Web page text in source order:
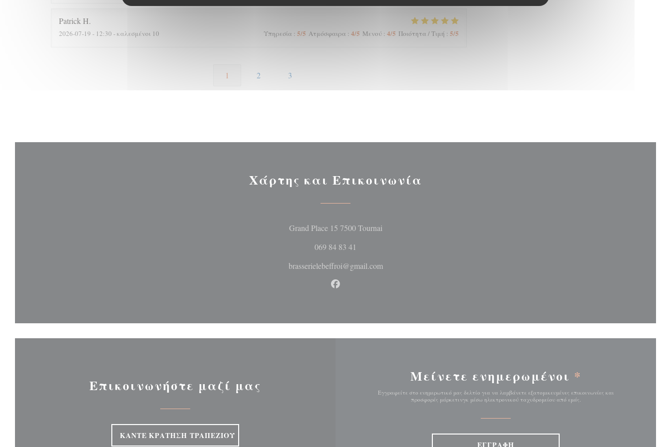
Patrick H
2026-07-19 - 12:30 - καλεσμένοι 10 Υπηρεσία : 5/5 Ατμόσφαιρα : 4/5 Μενού: 4/5 Ποιότητα / Τιμή : 5/5
1 2 3
Χάρτης και Επικοινωνία
Grand Place 15 7500 Tournai((ανοίγει σε νέο παράθυρο))
069 84 83 41
brasserielebeffroi@gmail.com
Facebook ((ανοίγει σε νέο παράθυρο))
Επικοινωνήστε μαζί μας
ΚΆΝΤΕ ΚΡΆΤΗΣΗ ΤΡΑΠΕΖΙΟΎ
Μείνετε ενημερωμένοι *
Εγγραφείτε στο ενημερωτικό μας δελτίο για να λαμβάνετε εξατομικευμένες επικοινωνίες και
προσφορές μάρκετινγκ μέσω ηλεκτρονικού ταχυδρομείου από εμάς.
ΕΓΓΡΑΦΉ